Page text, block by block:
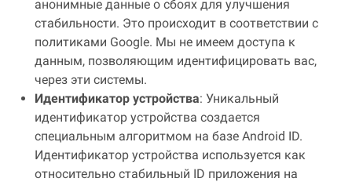
анонимные данные о сбоях для улучшения
стабильности. Это происходит в соответствии с
политиками Google. Мы не имеем доступа к
данным, позволяющим идентифицировать вас,
через эти системы.
Идентификатор устройства: Уникальный
идентификатор устройства создается
специальным алгоритмом на базе Android ID.
Идентификатор устройства используется как
относительно стабильный ID приложения на